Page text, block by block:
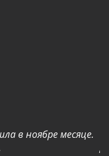
в ноябре месяце.